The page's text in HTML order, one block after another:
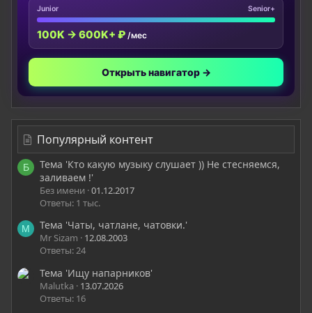
Junior Senior+
100K → 600K+ ₽ /мес
Открыть навигатор →
Популярный контент
Б
Тема 'Кто какую музыку слушает )) Не стесняемся,
заливаем !'
Без имени 01.12.2017
Ответы: 1 тыс.
M Тема 'Чаты, чатлане, чатовки.'
Mr Sizam
12.08.2003
Ответы: 24
Тема 'Ищу напарников'
Malutka
13.07.2026
Ответы: 16